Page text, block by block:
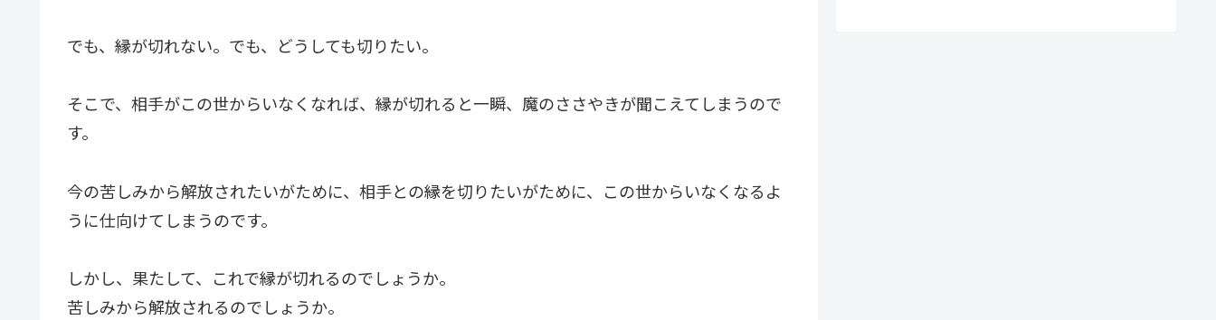
でも、縁が切れない。でも、どうしても切りたい。
そこで、相手がこの世からいなくなれば、縁が切れると一瞬、魔のささやきが聞こえてしまうので
す。
今の苦しみから解放されたいがために、相手との縁を切りたいがために、この世からいなくなるよ
うに仕向けてしまうのです。
しかし、果たして、これで縁が切れるのでしょうか。
苦しみから解放されるのでしょうか。